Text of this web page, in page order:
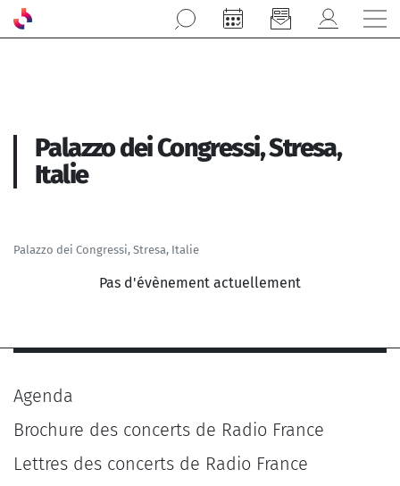
Aller au contenu principal
Palazzo dei Congressi, Stresa,
Italie
Palazzo dei Congressi, Stresa, Italie
Pas d'évènement actuellement
Agenda
Brochure des concerts de Radio France
Lettres des concerts de Radio France